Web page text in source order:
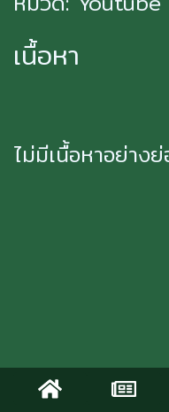
เนื้อหา
ไม่มีเนื้อหาอย่าง